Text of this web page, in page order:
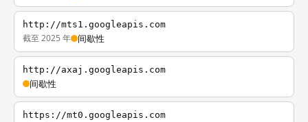
http://mts1.googleapis.com
截至 2025 年 间歇性
http://axaj.googleapis.com
间歇性
https://mt0.googleapis.com